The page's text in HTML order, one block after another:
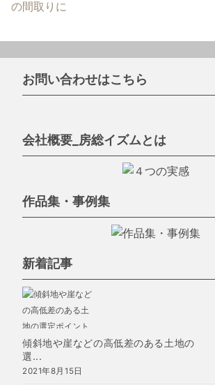
お問い合わせはこちら
会社概要_房総イズムとは
作品集・事例集
新着記事
傾斜地や崖などの高低差のある土地の
選...
2021年8月15日